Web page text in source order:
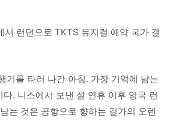
런던으로 TKTS 뮤지컬 예약 국가 갤
기를 타러 나간 아침. 가장 기억에 남는
. 니스에서 보낸 설 연휴 이후 영국 런
는 것은 공항으로 향하는 길가의 오렌